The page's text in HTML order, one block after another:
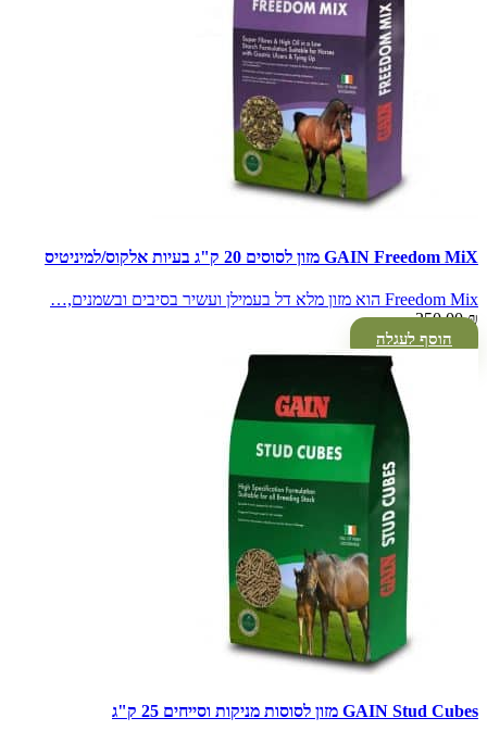
GAIN Freedom MiX מזון לסוסים 20 ק"ג בעיות אלקוס/למיניטיס
Freedom Mix הוא מזון מלא דל בעמילן ועשיר בסיבים ובשמנים,…
250.00₪
הוסף לעגלה
GAIN Stud Cubes מזון לסוסות מניקות וסייחים 25 ק"ג